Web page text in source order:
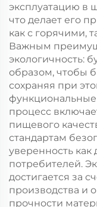
эксплуатацию в
что делает его
как с горячими,
Важным
экологичность:
образом, чтобы
сохраняя при
процесс
пищевого
стандартам
уверенность как
потребителей.
достигается за
производства и
прочности